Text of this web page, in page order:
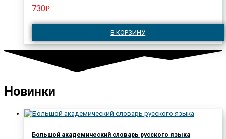
730Р
В КОРЗИНУ
Новинки
Большой академический словарь русского языка